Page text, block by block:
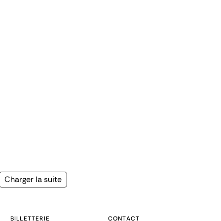
Page
Charger la suite
BILLETTERIE CONTACT